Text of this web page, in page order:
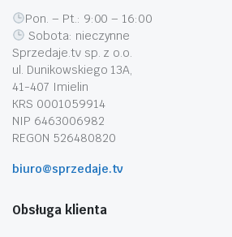
Pon. – Pt.: 9:00 – 16:00
Sobota: nieczynne
Sprzedaje.tv sp. z o.o.
ul. Dunikowskiego 13A,
41-407 Imielin
KRS 0001059914
NIP 6463006982
REGON 526480820
biuro@sprzedaje.tv
Obsługa klienta